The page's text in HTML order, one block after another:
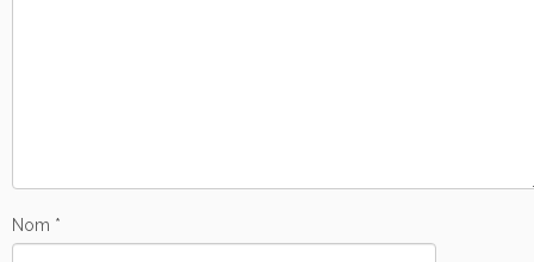
Nom *